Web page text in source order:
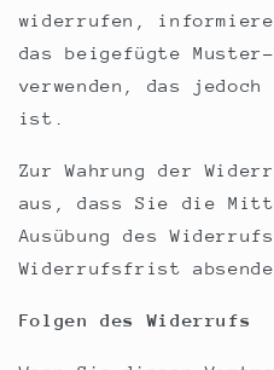
widerrufen,
das beigefügte
verwenden, das
ist.
Zur Wahrung der
aus, dass Sie die
Ausübung des
Widerrufsfrist
Folgen des Widerrufs